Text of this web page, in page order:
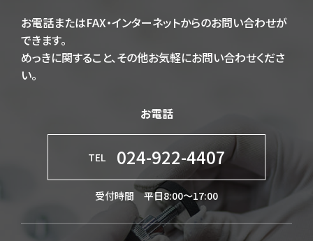
お電話またはFAX・インターネットからのお問い合わせが
できます。
めっきに関すること、その他お気軽にお問い合わせくださ
い。
お電話
TEL 024-922-4407
受付時間 平日8:00～17:00